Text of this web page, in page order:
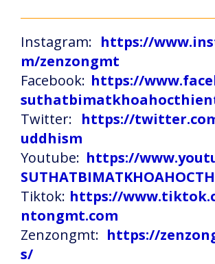
Instagram: https://
m/zenzongmt
Facebook: https://
Twitter: https://
uddhism
Youtube: https://
Tiktok: https://
ntongmt.com
Zenzongmt: https://
s/